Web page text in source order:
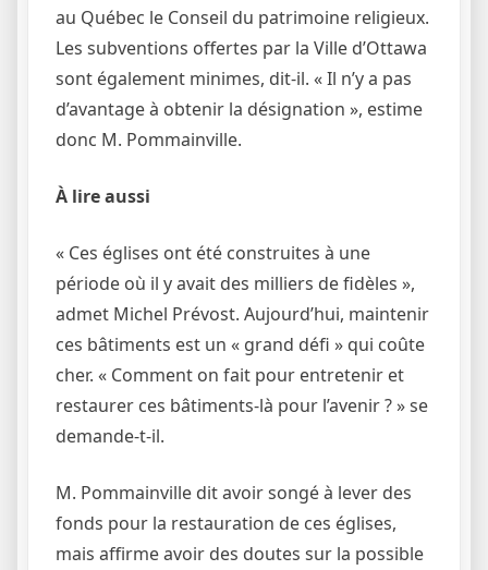
au Québec le Conseil du patrimoine religieux.
Les subventions offertes par la Ville d’Ottawa
sont également minimes, dit-il. « Il n’y a pas
d’avantage à obtenir la désignation », estime
donc M. Pommainville.
À lire aussi
« Ces églises ont été construites à une
période où il y avait des milliers de fidèles »,
admet Michel Prévost. Aujourd’hui, maintenir
ces bâtiments est un « grand défi » qui coûte
cher. « Comment on fait pour entretenir et
restaurer ces bâtiments-là pour l’avenir ? » se
demande-t-il.
M. Pommainville dit avoir songé à lever des
fonds pour la restauration de ces églises,
mais affirme avoir des doutes sur la possible